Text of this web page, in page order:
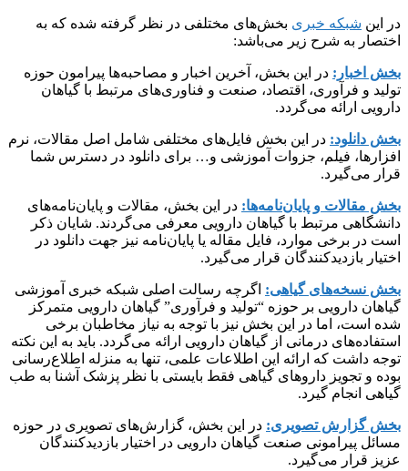
در این شبکه خبری بخش‌های مختلفی در نظر گرفته شده که به
اختصار به شرح زیر می‌باشد:
بخش اخبار: در این بخش، آخرین اخبار و مصاحبه‌ها پیرامون حوزه
تولید و فرآوری، اقتصاد، صنعت و فناوری‌های مرتبط با گیاهان
دارویی ارائه می‌گردد.
بخش دانلود: در این بخش فایل‌های مختلفی شامل اصل مقالات، نرم
افزارها، فیلم، جزوات آموزشی و… برای دانلود در دسترس شما
قرار می‌گیرد.
بخش مقالات و پایان‌نامه‌ها: در این بخش، مقالات و پایان‌نامه‌های
دانشگاهی مرتبط با گیاهان دارویی معرفی می‌گردند. شایان ذکر
است در برخی موارد، فایل مقاله یا پایان‌نامه نیز جهت دانلود در
اختیار بازدیدکنندگان قرار می‌گیرد.
بخش نسخه‌های گیاهی: اگرچه رسالت اصلی شبکه خبری آموزشی
گیاهان دارویی بر حوزه “تولید و فرآوری” گیاهان دارویی متمرکز
شده است، اما در این بخش نیز با توجه به نیاز مخاطبان برخی
استفاده‌های درمانی از گیاهان دارویی ارائه می‌گردد. باید به این نکته
توجه داشت که ارائه این اطلاعات علمی، تنها به منزله اطلاع‌رسانی
بوده و تجویز داروهای گیاهی فقط بایستی با نظر پزشک آشنا به طب
گیاهی انجام گیرد.
بخش گزارش تصویری: در این بخش، گزارش‌های تصویری در حوزه
مسائل پیرامونی صنعت گیاهان دارویی در اختیار بازدیدکنندگان
عزیز قرار می‌گیرد.